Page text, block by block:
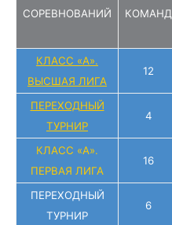
СОРЕВНОВАНИЙ
КОМАНД
КЛАСС «А».
ВЫСШАЯ ЛИГА
12
ПЕРЕХОДНЫЙ
ТУРНИР
4
КЛАСС «А».
ПЕРВАЯ ЛИГА
16
ПЕРЕХОДНЫЙ
ТУРНИР
6